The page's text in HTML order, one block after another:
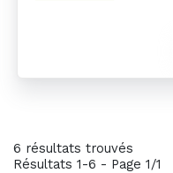
6 résultats trouvés
Résultats 1-6 - Page 1/1